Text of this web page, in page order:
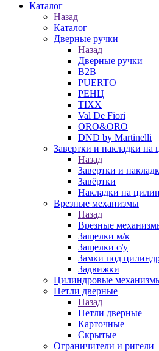
Каталог
Назад
Каталог
Дверные ручки
Назад
Дверные ручки
B2B
PUERTO
РЕНЦ
TIXX
Val De Fiori
ORO&ORO
DND by Martinelli
Завертки и накладки на
Назад
Завертки и
Завёртки
Накладки на
Врезные механизмы
Назад
Врезные
Защелки м/к
Защелки с/у
Замки под
Задвижки
Цилиндровые
Петли дверные
Назад
Петли дверные
Карточные
Скрытые
Ограничители и ригели